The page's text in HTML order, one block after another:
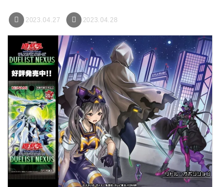
2023.04.27 2023.04.28